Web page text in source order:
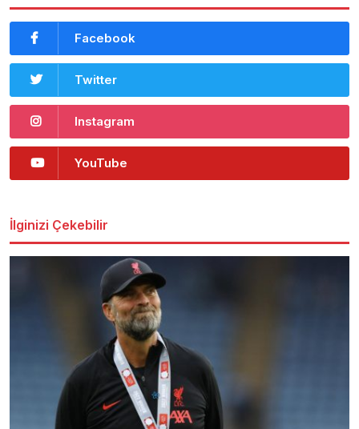
Facebook
Twitter
Instagram
YouTube
İlginizi Çekebilir